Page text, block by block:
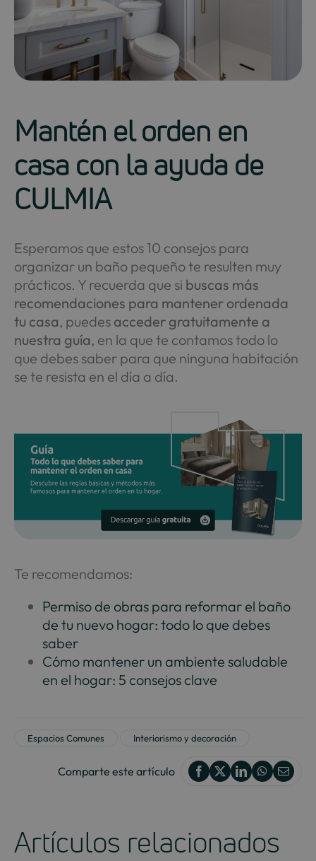
Mantén el orden en
casa con la ayuda de
CULMIA
Esperamos que estos 10 consejos para
organizar un baño pequeño te resulten muy
prácticos. Y recuerda que si buscas más
recomendaciones para mantener ordenada
tu casa, puedes acceder gratuitamente a
nuestra guía, en la que te contamos todo lo
que debes saber para que ninguna habitación
se te resista en el día a día.
Te recomendamos:
Permiso de obras para reformar el baño
de tu nuevo hogar: todo lo que debes
saber
Cómo mantener un ambiente saludable
en el hogar: 5 consejos clave
Espacios Comunes Interiorismo y decoración
Comparte este artículo
Artículos relacionados